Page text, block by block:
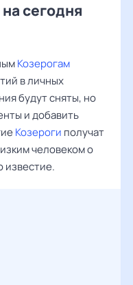
сегодня
Козерогам
в личных
будут сняты, но
и добавить
Козероги получат
человеком о
известие.